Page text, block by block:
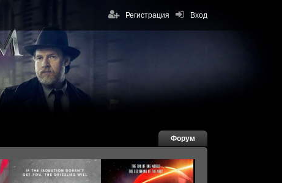
Вход
Регистрация
Форум